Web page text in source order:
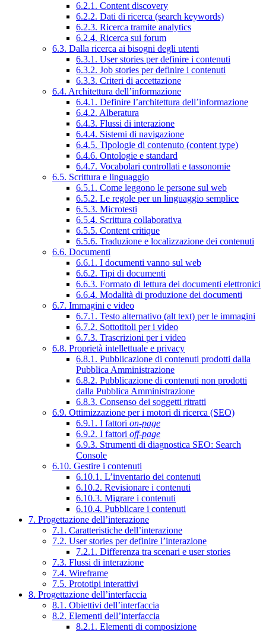
6.2.1. Content discovery
6.2.2. Dati di ricerca (search keywords)
6.2.3. Ricerca tramite analytics
6.2.4. Ricerca sui forum
6.3. Dalla ricerca ai bisogni degli utenti
6.3.1. User stories per definire i contenuti
6.3.2. Job stories per definire i contenuti
6.3.3. Criteri di accettazione
6.4. Architettura dell’informazione
6.4.1. Definire l’architettura dell’informazione
6.4.2. Alberatura
6.4.3. Flussi di interazione
6.4.4. Sistemi di navigazione
6.4.5. Tipologie di contenuto (content type)
6.4.6. Ontologie e standard
6.4.7. Vocabolari controllati e tassonomie
6.5. Scrittura e linguaggio
6.5.1. Come leggono le persone sul web
6.5.2. Le regole per un linguaggio semplice
6.5.3. Microtesti
6.5.4. Scrittura collaborativa
6.5.5. Content critique
6.5.6. Traduzione e localizzazione dei contenuti
6.6. Documenti
6.6.1. I documenti vanno sul web
6.6.2. Tipi di documenti
6.6.3. Formato di lettura dei documenti elettronici
6.6.4. Modalità di produzione dei documenti
6.7. Immagini e video
6.7.1. Testo alternativo (alt text) per le immagini
6.7.2. Sottotitoli per i video
6.7.3. Trascrizioni per i video
6.8. Proprietà intellettuale e privacy
6.8.1. Pubblicazione di contenuti prodotti dalla
Pubblica Amministrazione
6.8.2. Pubblicazione di contenuti non prodotti
dalla Pubblica Amministrazione
6.8.3. Consenso dei soggetti ritratti
6.9. Ottimizzazione per i motori di ricerca (SEO)
6.9.1. I fattori on-page
6.9.2. I fattori off-page
6.9.3. Strumenti di diagnostica SEO: Search
Console
6.10. Gestire i contenuti
6.10.1. L’inventario dei contenuti
6.10.2. Revisionare i contenuti
6.10.3. Migrare i contenuti
6.10.4. Pubblicare i contenuti
7. Progettazione dell’interazione
7.1. Caratteristiche dell’interazione
7.2. User stories per definire l’interazione
7.2.1. Differenza tra scenari e user stories
7.3. Flussi di interazione
7.4. Wireframe
7.5. Prototipi interattivi
8. Progettazione dell’interfaccia
8.1. Obiettivi dell’interfaccia
8.2. Elementi dell’interfaccia
8.2.1. Elementi di composizione